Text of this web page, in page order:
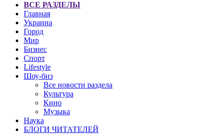
ВСЕ РАЗДЕЛЫ
Главная
Украина
Город
Мир
Бизнес
Спорт
Lifestyle
Шоу-биз
Все новости раздела
Культура
Кино
Музыка
Наука
БЛОГИ ЧИТАТЕЛЕЙ